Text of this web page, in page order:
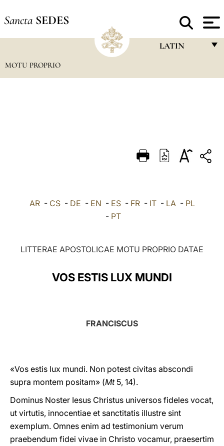
Sancta SEDES
LATIN
DEUTSCH
العربيّة
MOTU PROPRIO
AR- CS- DE - EN - ES- FR- IT- LA- PL
- PT
LITTERAE APOSTOLICAE MOTU PROPRIO DATAE
VOS ESTIS LUX MUNDI
FRANCISCUS
«Vos estis lux mundi. Non potest civitas abscondi
supra montem positam» (Mt5, 14).
Dominus Noster Iesus Christus universos fideles vocat,
ut virtutis, innocentiae et sanctitatis illustre sint
exemplum. Omnes enim ad testimonium verum
praebendum fidei vivae in Christo vocamur, praesertim